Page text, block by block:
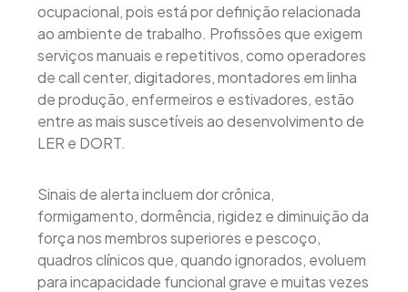
ocupacional, pois está por definição relacionada
ao ambiente de trabalho. Profissões que exigem
serviços manuais e repetitivos, como operadores
de call center, digitadores, montadores em linha
de produção, enfermeiros e estivadores, estão
entre as mais suscetíveis ao desenvolvimento de
LER e DORT.
Sinais de alerta incluem dor crônica,
formigamento, dormência, rigidez e diminuição da
força nos membros superiores e pescoço,
quadros clínicos que, quando ignorados, evoluem
para incapacidade funcional grave e muitas vezes